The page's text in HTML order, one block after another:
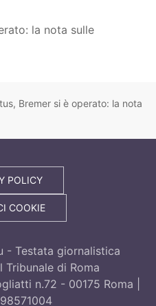
Bremer si è operato: la nota
POLICY
COOKIE
- Testata giornalistica
di Roma
n.72 - 00175 Roma |